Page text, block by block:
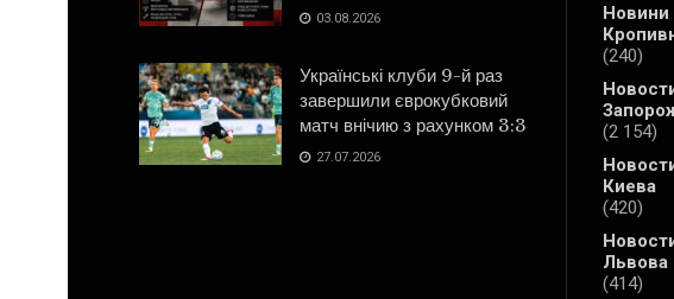
03.08.2026
Українські клуби 9-й раз
завершили єврокубковий
матч внічию з рахунком 3:3
27.07.2026
Новини
(240)
(2 154)
Киева
(420)
Львова
(414)